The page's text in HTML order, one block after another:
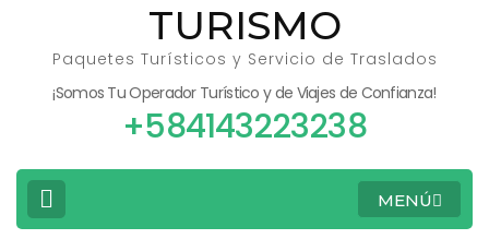
TURISMO
Paquetes Turísticos y Servicio de Traslados
¡Somos Tu Operador Turístico y de Viajes de Confianza!
+584143223238
MENÚ